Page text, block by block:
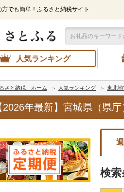
方でも簡単！ふるさと納税サイト
人気ランキング
るさと納税」ホーム 人気ランキング 東北地
2026年最新】宮城県（県
検索